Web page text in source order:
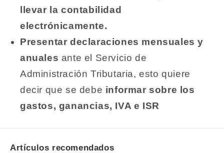
llevar la contabilidad
electrónicamente.
Presentar declaraciones mensuales y
anuales ante el Servicio de
Administración Tributaria, esto quiere
decir que se debe informar sobre los
gastos, ganancias, IVA e ISR
Artículos recomendados